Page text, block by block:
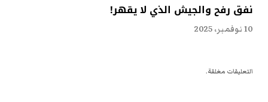
نفق رفح والجيش الذي لا يقهر!
10 نوفمبر، 2025
التعليقات مغلقة.